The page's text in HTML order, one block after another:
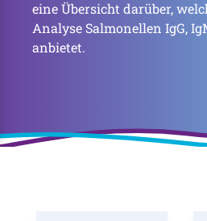
eine Übersicht darüber,
Analyse Salmonellen IgG,
anbietet.